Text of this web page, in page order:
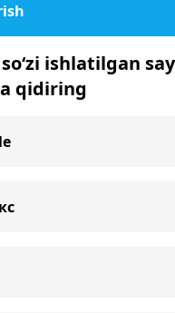
ishlatilgan
qidiring